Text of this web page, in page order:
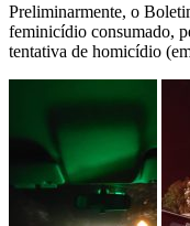
Preliminarmente, o
feminicídio consumado,
tentativa de homicídio